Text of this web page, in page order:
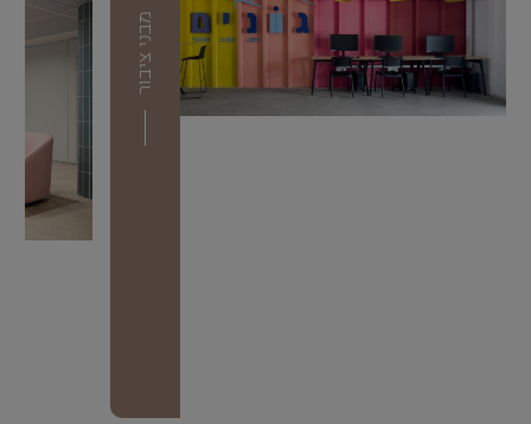
מבני ציבור